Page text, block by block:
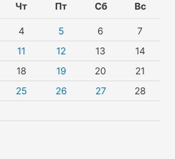
Чт Пт Сб Вс
4 5 6
7
11 12 13
14
18 19 20
21
25 26 27
28